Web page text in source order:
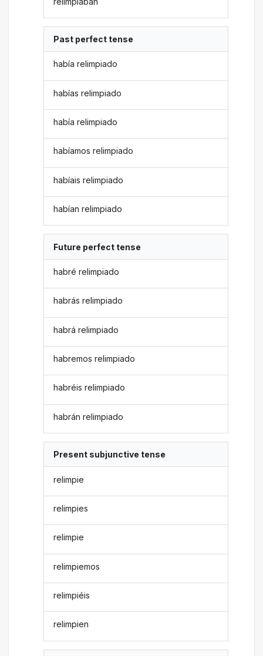
Past perfect tense
había relimpiado
habías relimpiado
había relimpiado
habíamos relimpiado
habíais relimpiado
habían relimpiado
Future perfect tense
habré relimpiado
habrás relimpiado
habrá relimpiado
habremos relimpiado
habréis relimpiado
habrán relimpiado
Present subjunctive tense
relimpie
relimpies
relimpie
relimpiemos
relimpiéis
relimpien